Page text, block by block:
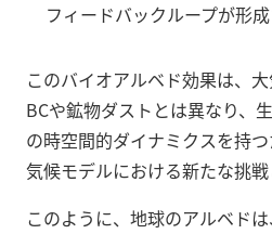
フィードバックループが形
このバイオアルベド効果は、
BCや鉱物ダストとは異なり、
の時空間的ダイナミクスを持
気候モデルにおける新たな挑
このように、地球のアルベド